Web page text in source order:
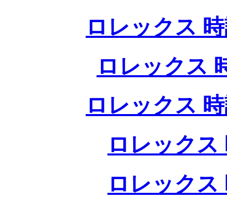
ロレックス
ロレックス
ロレックス
ロレックス
ロレックス